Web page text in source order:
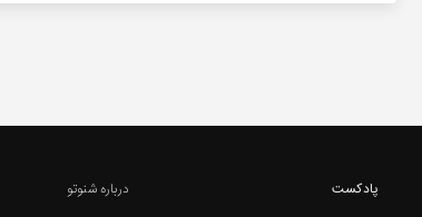
پادکست
درباره شنوتو